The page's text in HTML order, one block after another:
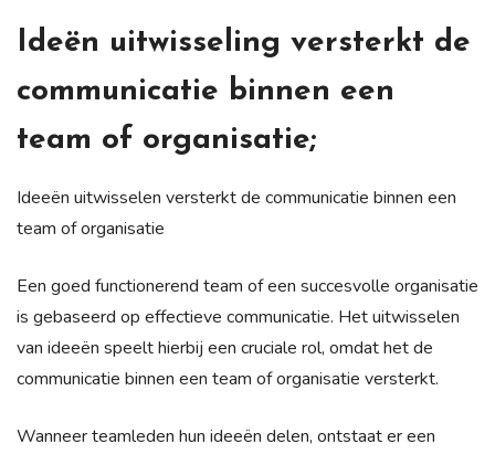
Ideën uitwisseling versterkt de
communicatie binnen een
team of organisatie;
Ideeën uitwisselen versterkt de communicatie binnen een
team of organisatie
Een goed functionerend team of een succesvolle organisatie
is gebaseerd op effectieve communicatie. Het uitwisselen
van ideeën speelt hierbij een cruciale rol, omdat het de
communicatie binnen een team of organisatie versterkt.
Wanneer teamleden hun ideeën delen, ontstaat er een